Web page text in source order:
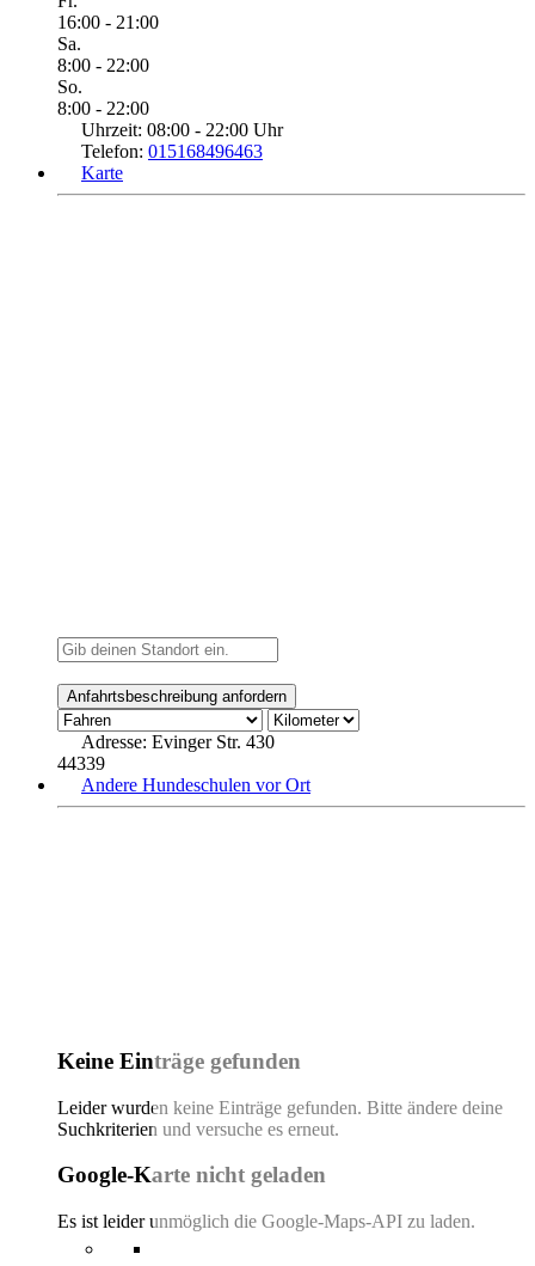
16:00 - 21:00
Sa.
8:00 - 22:00
So.
8:00 - 22:00
Uhrzeit: 08:00 - 22:00 Uhr
Telefon: 015168496463
Karte
Keine Einträge gefunden
Leider wurden keine Einträge gefunden. Bitte ändere deine
Suchkriterien und versuche es erneut.
Google-Karte nicht geladen
Es ist leider unmöglich die Google-Maps-API zu laden.
Adresse: Evinger Str. 430
44339
Andere Hundeschulen vor Ort